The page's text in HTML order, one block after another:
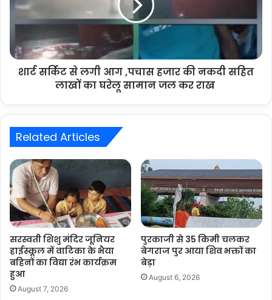
शार्ट सर्किट से लगी आग ,पचास हजार की नकदी सहित
लाखों का घरेलू सामान जल कर राख
Related Articles
सरस्वती शिशु मंदिर जूनियर
हाईस्कूल में वाटिका के भैया
बहिनों का विद्या रंभ कार्यक्रम
हुआ
August 7, 2026
पुरकाजी से 35 किमी चलकर
बेगराज पुर आया शिव भक्तों का
बेड़ा
August 6, 2026